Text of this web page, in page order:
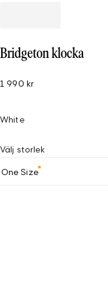
Bridgeton klocka
1 990 kr
White
Välj storlek
One Size